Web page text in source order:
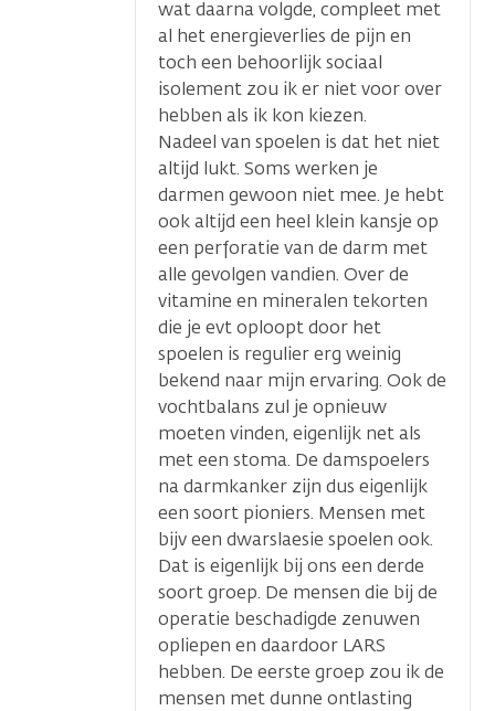
wat daarna volgde, compleet met
al het energieverlies de pijn en
toch een behoorlijk sociaal
isolement zou ik er niet voor over
hebben als ik kon kiezen.
Nadeel van spoelen is dat het niet
altijd lukt. Soms werken je
darmen gewoon niet mee. Je hebt
ook altijd een heel klein kansje op
een perforatie van de darm met
alle gevolgen vandien. Over de
vitamine en mineralen tekorten
die je evt oploopt door het
spoelen is regulier erg weinig
bekend naar mijn ervaring. Ook de
vochtbalans zul je opnieuw
moeten vinden, eigenlijk net als
met een stoma. De damspoelers
na darmkanker zijn dus eigenlijk
een soort pioniers. Mensen met
bijv een dwarslaesie spoelen ook.
Dat is eigenlijk bij ons een derde
soort groep. De mensen die bij de
operatie beschadigde zenuwen
opliepen en daardoor LARS
hebben. De eerste groep zou ik de
mensen met dunne ontlasting